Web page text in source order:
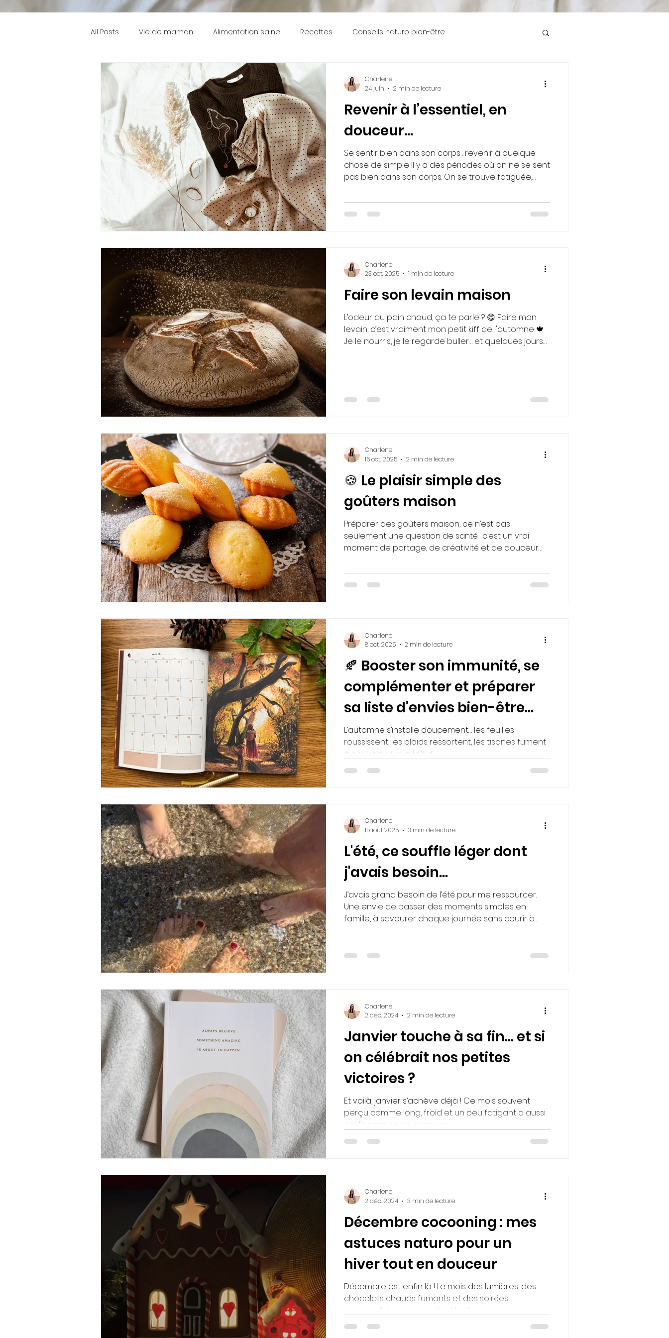
All Posts Vie de maman Alimentation saine Recettes Conseils naturo bien-être
Revenir à l’essentiel, en
douceur...
Se sentir bien dans son corps : revenir à quelque
chose de simple Il y a des périodes où on ne se sent
pas bien dans son corps. On se trouve fatiguée,
un peu déconnecté de soi. Et souvent, on veut aller
vite, tout changer d’un coup. Mais en fait, le corps
Charlene
24 juin
2 min de lecture
Faire son levain maison
L’odeur du pain chaud, ça te parle ? 😋 Faire mon
levain, c’est vraiment mon petit kiff de l'automne 🍁
Je le nourris, je le regarde buller… et quelques jours
Zéro additif, 100 % naturel ✨ Ma recette express: Jour
1 : 50 g de farine de seigle + 50 g d’eau tiède → on
Charlene
23 oct. 2025
1 min de lecture
🍪 Le plaisir simple des
goûters maison
Préparer des goûters maison, ce n’est pas
seulement une question de santé : c’est un vrai
moment de partage, de créativité et de douceur
Charlene
16 oct. 2025
2 min de lecture
🍂 Booster son immunité, se
complémenter et préparer
sa liste d’envies bien-être
pour l’automne
L’automne s’installe doucement… les feuilles
roussissent, les plaids ressortent, les tisanes fument
à nouveau sur la table.
Charlene
8 oct. 2025
2 min de lecture
L'été, ce souffle léger dont
j'avais besoin...
J’avais grand besoin de l’été pour me ressourcer.
Une envie de passer des moments simples en
famille, à savourer chaque journée sans courir à
Charlene
11 août 2025
3 min de lecture
Janvier touche à sa fin… et si
on célébrait nos petites
victoires ?
Et voilà, janvier s’achève déjà ! Ce mois souvent
perçu comme long, froid et un peu fatigant a aussi
été l’occasion de changer...
Charlene
2 déc. 2024
2 min de lecture
Décembre cocooning : mes
astuces naturo pour un
hiver tout en douceur
Décembre est enfin là ! Le mois des lumières, des
chocolats chauds fumants et des soirées
emmitouflées sous un plaid tout doux.
Charlene
2 déc. 2024
3 min de lecture